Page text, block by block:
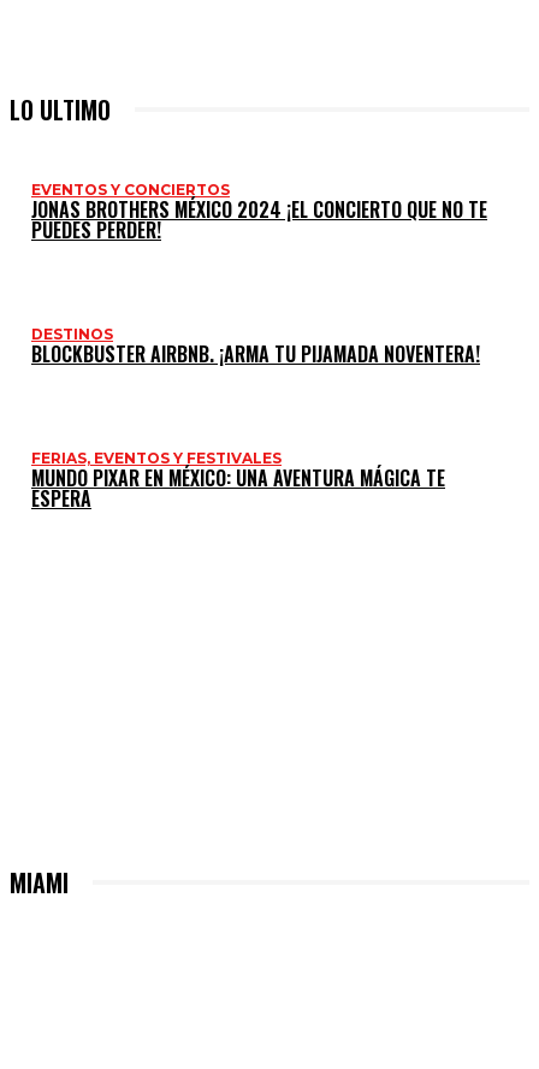
LO ULTIMO
EVENTOS Y CONCIERTOS
JONAS BROTHERS MÉXICO 2024 ¡EL CONCIERTO QUE NO TE
PUEDES PERDER!
DESTINOS
BLOCKBUSTER AIRBNB. ¡ARMA TU PIJAMADA NOVENTERA!
FERIAS, EVENTOS Y FESTIVALES
MUNDO PIXAR EN MÉXICO: UNA AVENTURA MÁGICA TE
ESPERA
MIAMI